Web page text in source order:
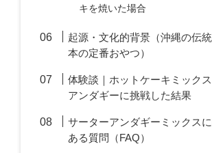
キを焼いた場合
起源・文化的背景（沖縄の伝
本の定番おやつ）
体験談｜ホットケーキミック
アンダギーに挑戦した結果
サーターアンダギーミックス
ある質問（FAQ）